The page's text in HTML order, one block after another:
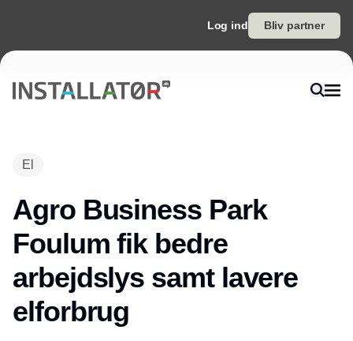
Log ind Bliv partner
El
Agro Business Park
Foulum fik bedre
arbejdslys samt lavere
elforbrug